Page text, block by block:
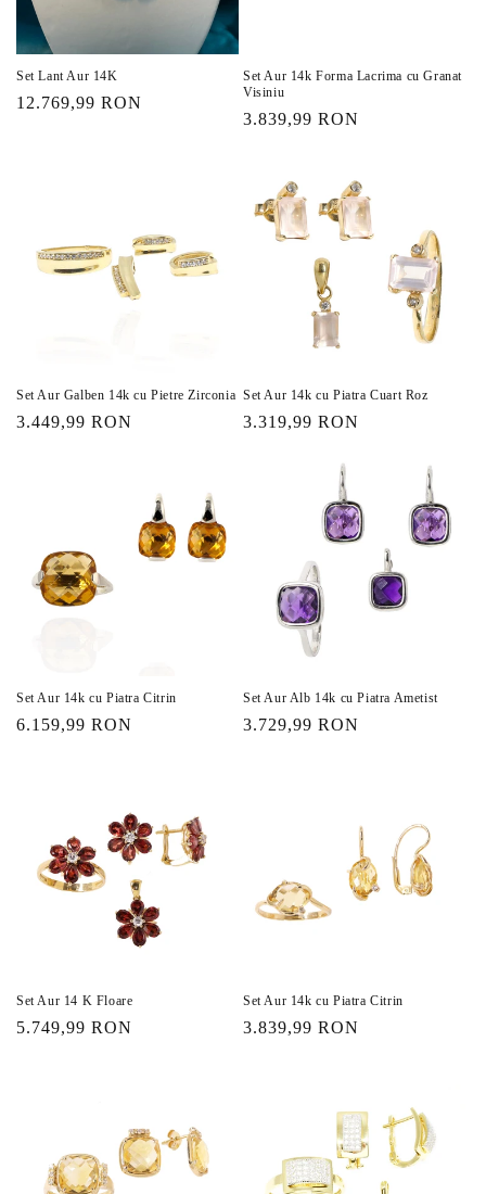
:
Set Lant Aur 14K
Preț
12.769,99 RON
Set Aur 14k Forma Lacrima cu Granat
Visiniu
Preț
3.839,99 RON
Set Aur Galben 14k cu Pietre Zirconia
Preț
3.449,99 RON
Set Aur 14k cu Piatra Cuart Roz
Preț
3.319,99 RON
Set Aur 14k cu Piatra Citrin
Preț
6.159,99 RON
Set Aur Alb 14k cu Piatra Ametist
Preț
3.729,99 RON
Set Aur 14 K Floare
Preț
5.749,99 RON
Set Aur 14k cu Piatra Citrin
Preț
3.839,99 RON